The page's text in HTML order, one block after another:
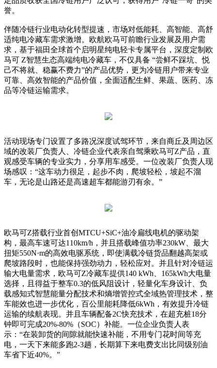
誉。
伴随冷链行业电动化转型提速，市场对低能耗、高智能、高舒
适纯电冷藏车需求激增。欧航欧马可前瞻行业发展及用户需
求，基于福田全球首个启明星纯电轻卡专属平台，深度定制欧
马可 Z智慧生态高端纯电冷藏车，不仅具备 “尝鲜不踩坑、悦
己不将就、稳赢不费力”的产品优势，更为冷链用户带来专业
可靠、高效智能的产品价值，全面适配生鲜、果蔬、医药、冻
品等冷链运输需求。
活动现场专门设置了多路况深度试驾环节，来自商丘及周边区
域的改装厂负责人、冷链企业代表亲自驾乘欧马可Z产品，直
观感受车辆的专业实力，分享用车感受。一位改装厂负责人现
场感叹：“这车动力很足，起步不肉，爬坡轻松，坡起不溜
车，无论是山路还是高速超车都能游刃有余。”
欧马可Z搭载行业首创MTCU+SiC+油冷扁线电机的驱动架
构，最高车速可达110km/h，并且搭载峰值功率230kW、最大
扭矩550N·m的高效电驱系统，即使满载冷链货品翻越高架或
爬坡路段时，也能保持强劲动力，轻松应对。并且针对冷链运
输大电量需求，欧马可Z冷藏车提供140 kWh、165kWh大电量
选择，且得益于整车0.3的低风阻设计，轻量化车身设计、负
载感知式智慧能量分配技术和熵增管控式全域热管理技术，整
车能效也进一步优化，百公里能耗降低6kWh，有效提升冷链
运输的续航表现。并且车辆配备2C快充技术，在超充桩18分
钟即可完成20%-80%（SOC）补能。一位企业负责人表
示：“在装卸货的间隙就能快速补能，不用专门花时间等充
电，一天下来能多跑2-3趟，长期算下来电费支出比同级别油
车省下近40%。”